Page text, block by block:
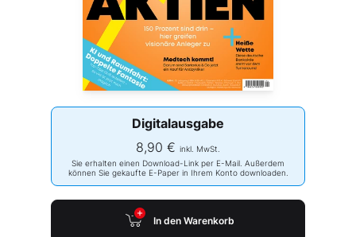
Digitalausgabe
8,90 € inkl. MwSt.
Sie erhalten einen Download-Link per E-Mail. Außerdem
können Sie gekaufte E-Paper in Ihrem Konto downloaden.
In den Warenkorb